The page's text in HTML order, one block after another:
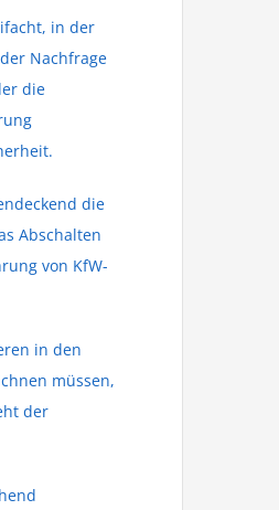
in der
Nachfrage
die
die
Abschalten
von KfW-
in den
müssen,
der